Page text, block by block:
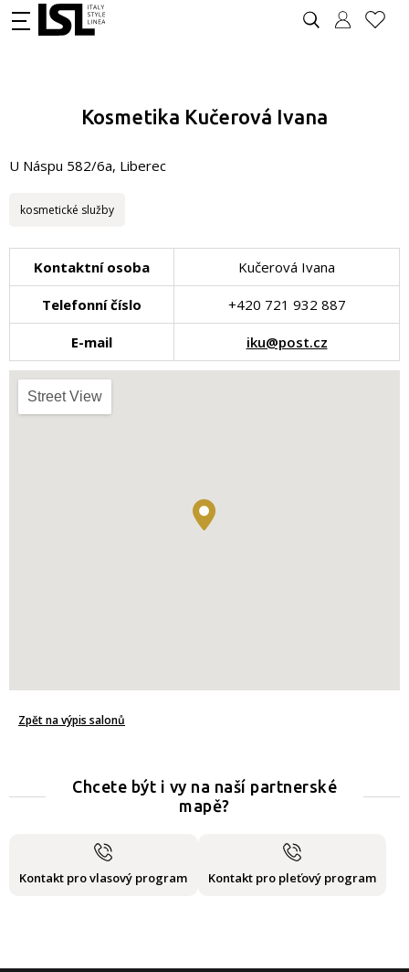
Kosmetika Kučerová Ivana
U Náspu 582/6a, Liberec
kosmetické služby
Kontaktní osoba Kučerová Ivana
Telefonní číslo +420 721 932 887
E-mail iku@post.cz
Street View
Zpět na výpis salonů
Chcete být i vy na naší partnerské
mapě?
Kontakt pro vlasový program Kontakt pro pleťový program